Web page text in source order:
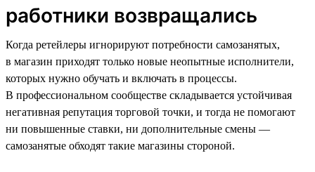
работники возвращались
Когда ретейлеры игнорируют потребности самозанятых,
в магазин приходят только новые неопытные исполнители,
которых нужно обучать и включать в процессы.
В профессиональном сообществе складывается устойчивая
негативная репутация торговой точки, и тогда не помогают
ни повышенные ставки, ни дополнительные смены —
самозанятые обходят такие магазины стороной.